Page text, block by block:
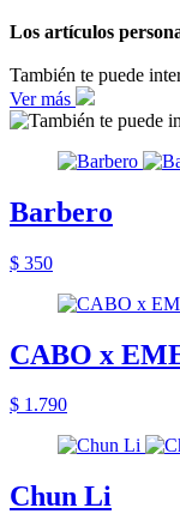
Los artículos
También te puede
Ver más
Barbero
$ 350
CABO x
$ 1.790
Chun Li